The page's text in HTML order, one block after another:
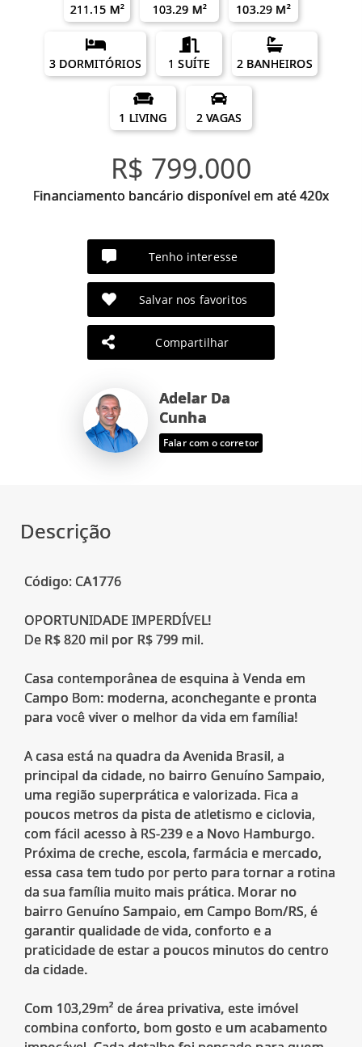
211.15 M² 103.29 M² 103.29 M²
3 DORMITÓRIOS 1 SUÍTE 2 BANHEIROS
1 LIVING 2 VAGAS
R$ 799.000
Financiamento bancário disponível em até 420x
Tenho interesse
Salvar nos favoritos
Compartilhar
Adelar Da
Cunha
Falar com o corretor
Descrição
Código: CA1776
OPORTUNIDADE IMPERDÍVEL!
De R$ 820 mil por R$ 799 mil.
Casa contemporânea de esquina à Venda em
Campo Bom: moderna, aconchegante e pronta
para você viver o melhor da vida em família!
A casa está na quadra da Avenida Brasil, a
principal da cidade, no bairro Genuíno Sampaio,
uma região superprática e valorizada. Fica a
poucos metros da pista de atletismo e ciclovia,
com fácil acesso à RS-239 e a Novo Hamburgo.
Próxima de creche, escola, farmácia e mercado,
essa casa tem tudo por perto para tornar a rotina
da sua família muito mais prática. Morar no
bairro Genuíno Sampaio, em Campo Bom/RS, é
garantir qualidade de vida, conforto e a
praticidade de estar a poucos minutos do centro
da cidade.
Com 103,29m² de área privativa, este imóvel
combina conforto, bom gosto e um acabamento